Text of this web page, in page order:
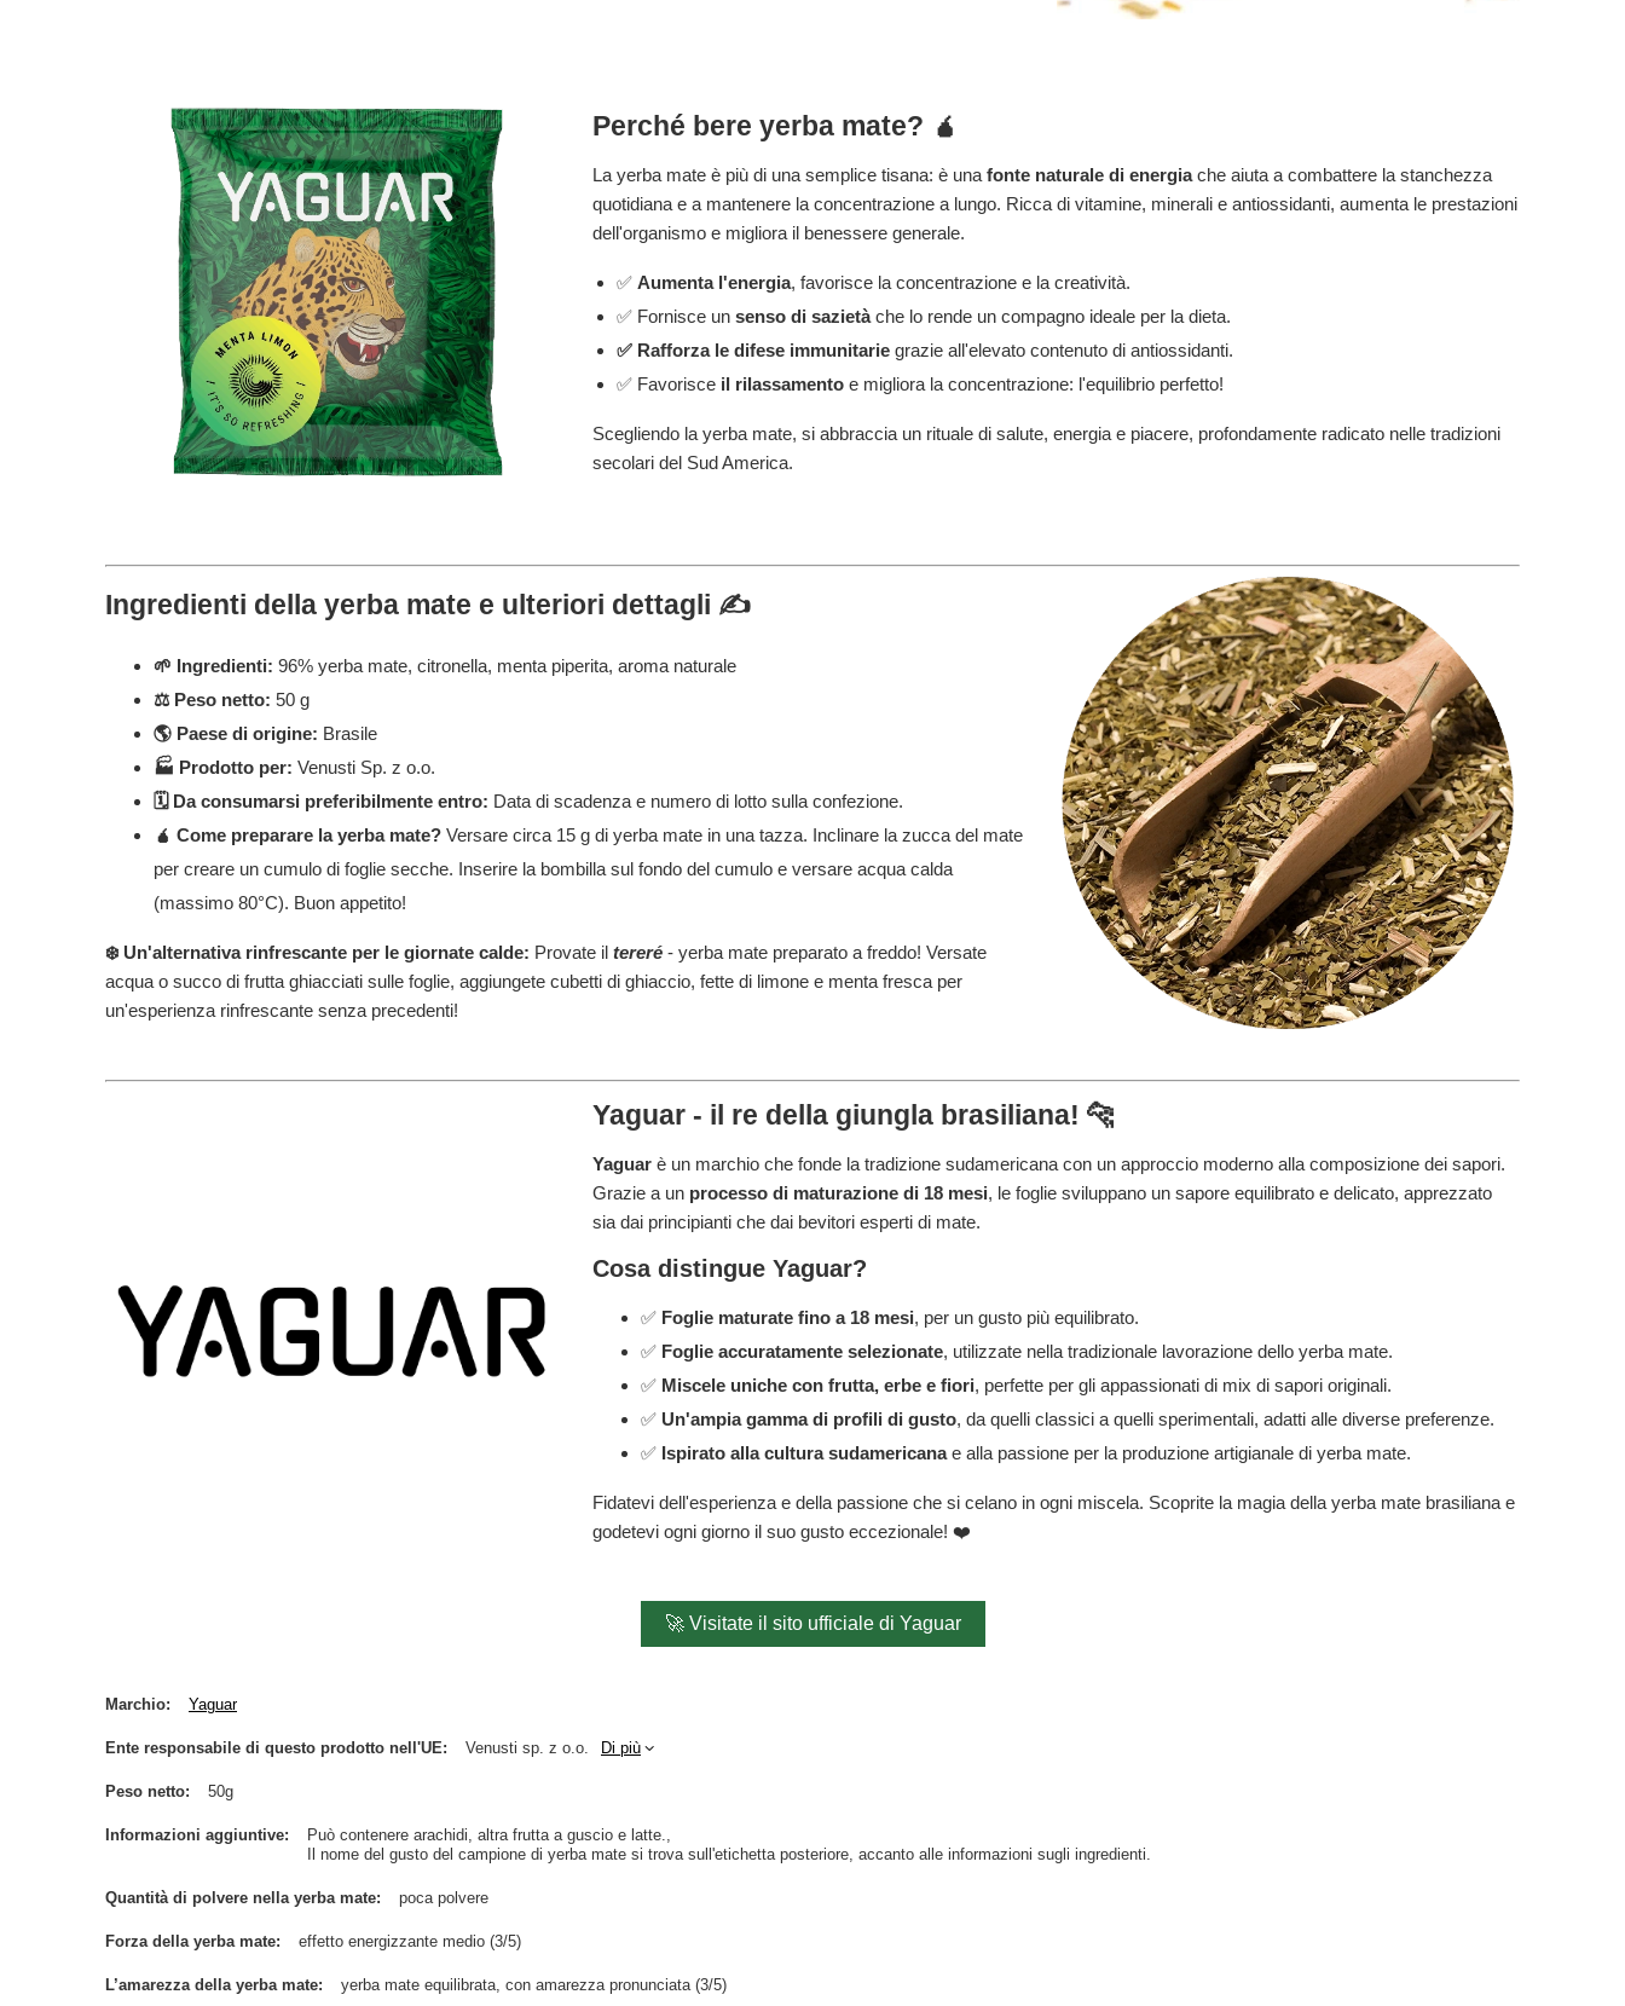
Perché bere yerba mate? 🧉
La yerba mate è più di una semplice tisana: è unafonte naturale di energiache aiuta a combattere la stanchezza
quotidiana e a mantenere la concentrazione a lungo. Ricca di vitamine, minerali e antiossidanti, aumenta le prestazioni
dell'organismo e migliora il benessere generale.
✅Aumenta l'energia, favorisce la concentrazione e la creatività.
✅ Fornisce unsenso di sazietàche lo rende un compagno ideale per la dieta.
✅ Rafforza le difese immunitarie grazie all'elevato contenuto di antiossidanti.
✅ Favorisce il rilassamento e migliora la concentrazione: l'equilibrio perfetto!
Scegliendo la yerba mate, si abbraccia un rituale di salute, energia e piacere, profondamente radicato nelle tradizioni
secolari del Sud America.
Ingredienti della yerba mate e ulteriori dettagli ✍️
🌱 Ingredienti: 96% yerba mate, citronella, menta piperita, aroma naturale
⚖️ Peso netto: 50 g
🌎 Paese di origine: Brasile
🏭 Prodotto per: Venusti Sp. z o.o.
🗓️ Da consumarsi preferibilmente entro: Data di scadenza e numero di lotto sulla confezione.
🧉 Come preparare la yerba mate? Versare circa 15 g di yerba mate in una tazza. Inclinare la zucca del mate
per creare un cumulo di foglie secche. Inserire la bombilla sul fondo del cumulo e versare acqua calda
(massimo 80°C). Buon appetito!
❄️ Un'alternativa rinfrescante per le giornate calde: Provate il tereré - yerba mate preparato a freddo! Versate
acqua o succo di frutta ghiacciati sulle foglie, aggiungete cubetti di ghiaccio, fette di limone e menta fresca per
un'esperienza rinfrescante senza precedenti!
Yaguar - il re della giungla brasiliana! 🐆
Yaguar è un marchio che fonde la tradizione sudamericana con un approccio moderno alla composizione dei sapori.
Grazie a un processo di maturazione di 18 mesi, le foglie sviluppano un sapore equilibrato e delicato, apprezzato
sia dai principianti che dai bevitori esperti di mate.
Cosa distingue Yaguar?
✅ Foglie maturate fino a 18 mesi, per un gusto più equilibrato.
✅ Foglie accuratamente selezionate, utilizzate nella tradizionale lavorazione dello yerba mate.
✅ Miscele uniche con frutta, erbe e fiori, perfette per gli appassionati di mix di sapori originali.
✅ Un'ampia gamma di profili di gusto, da quelli classici a quelli sperimentali, adatti alle diverse preferenze.
✅ Ispirato alla cultura sudamericanae alla passione per la produzione artigianale di yerba mate.
Fidatevi dell'esperienza e della passione che si celano in ogni miscela. Scoprite la magia della yerba mate brasiliana e
godetevi ogni giorno il suo gusto eccezionale! ❤️
🚀 Visitate il sito ufficiale di Yaguar
Marchio Yaguar
Ente responsabile di questo prodotto nell'UE Venusti sp. z o.o. Di più
Peso netto 50g
Informazioni aggiuntive
Può contenere arachidi, altra frutta a guscio e latte.
Il nome del gusto del campione di yerba mate si trova sull'etichetta posteriore, accanto alle informazioni sugli ingredienti.
Quantità di polvere nella yerba mate poca polvere
Forza della yerba mate effetto energizzante medio (3/5)
L’amarezza della yerba mate yerba mate equilibrata, con amarezza pronunciata (3/5)